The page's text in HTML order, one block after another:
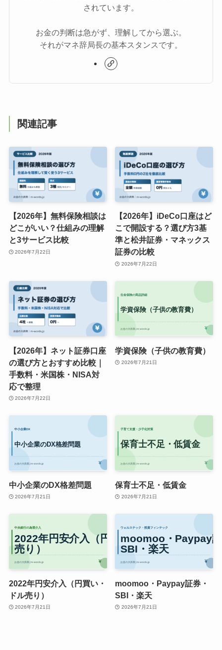
されています。
お金の判断は急がず、理解してから選ぶ。
それがマネ辞局長の基本スタンスです。
関連記事
【2026年】無料保険相談は
どこがいい？仕組みの理解
と3サービス比較
2026年7月22日
【2026年】iDeCo口座はど
こで開設する？選び方3基
準と松井証券・マネックス
証券の比較
2026年7月22日
【2026年】ネット証券口座
の選び方とおすすめ比較｜
手数料・米国株・NISA対
応で整理
2026年7月22日
学資保険（子供の教育費）
2026年7月21日
中小企業のDX格差問題
2026年7月21日
保育士不足・低賃金
2026年7月21日
2022年円安介入（円買い・
ドル売り）
2026年7月21日
moomoo・Paypay証券・
SBI・楽天
2026年7月21日